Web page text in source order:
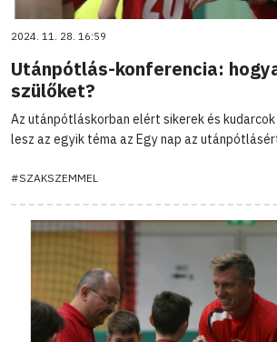
2024. 11. 28. 16:59
Utánpótlás-konferencia:
szülőket?
Az utánpótláskorban elért sikerek és
lesz az egyik téma az Egy nap az
#SZAKSZEMMEL